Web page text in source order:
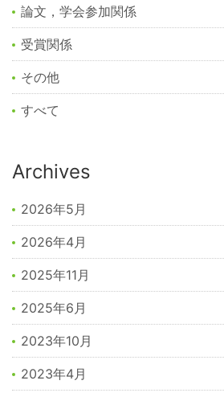
論文，学会参加関係
受賞関係
その他
すべて
Archives
2026年5月
2026年4月
2025年11月
2025年6月
2023年10月
2023年4月